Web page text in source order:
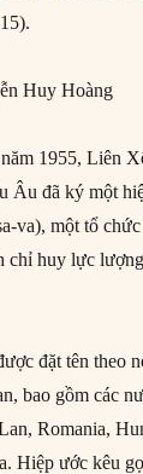
Huy Hoàng
1955, Liên
Âu đã ký một
va), một tổ
chỉ huy lực
đặt tên theo
bao gồm các
Romania,
Hiệp ước kêu